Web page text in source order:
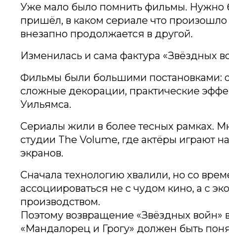
Уже мало было помнить фильмы. Нужно
пришёл, в каком сериале что
внезапно продолжается в другой.
Изменилась и сама фактура «Звёздных
Фильмы были большими постановками:
сложные декорации, практические
Уильямса.
Сериалы жили в более тесных рамках.
студии The Volume, где актёры играют
экранов.
Сначала технологию хвалили, но со
ассоциироваться не с чудом кино, а с
производством.
Поэтому возвращение «Звёздных войн»
«Мандалорец и Грогу» должен быть